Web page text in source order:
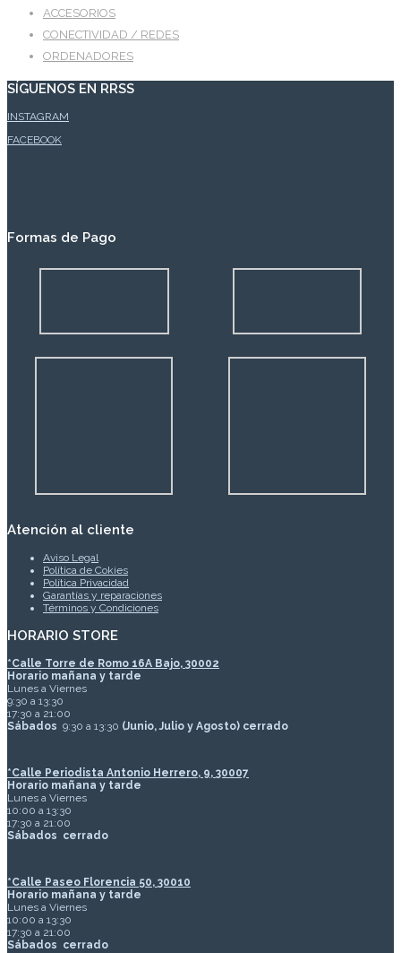
ACCESORIOS
CONECTIVIDAD / REDES
ORDENADORES
SÍGUENOS EN RRSS
INSTAGRAM
FACEBOOK
Formas de Pago
Atención al cliente
Aviso Legal
Política de Cokies
Política Privacidad
Garantías y reparaciones
Términos y Condiciones
HORARIO STORE
*Calle Torre de Romo 16A Bajo, 30002
Horario mañana y tarde
Lunes a Viernes
9:30 a 13:30
17:30 a 21:00
Sábados 9:30 a 13:30 (Junio, Julio y Agosto) cerrado
*Calle Periodista Antonio Herrero, 9, 30007
Horario mañana y tarde
Lunes a Viernes
10:00 a 13:30
17:30 a 21:00
Sábados cerrado
*Calle Paseo Florencia 50, 30010
Horario mañana y tarde
Lunes a Viernes
10:00 a 13:30
17:30 a 21:00
Sábados cerrado